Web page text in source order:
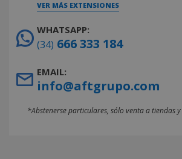
VER MÁS EXTENSIONES
WHATSAPP:
(34) 666 333 184
EMAIL:
info@aftgrupo.com
*Abstenerse particulares, sólo venta a tiendas